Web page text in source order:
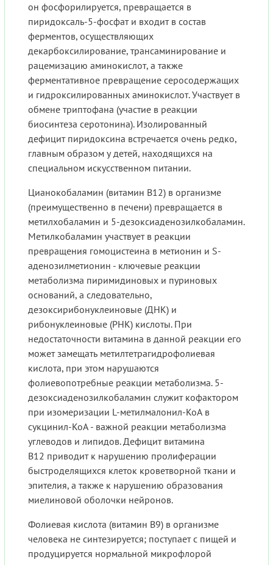
он фосфорилируется, превращается в
пиридоксаль-5-фосфат и входит в состав
ферментов, осуществляющих
декарбоксилирование, трансаминирование и
рацемизацию аминокислот, а также
ферментативное превращение серосодержащих
и гидроксилированных аминокислот. Участвует в
обмене триптофана (участие в реакции
биосинтеза серотонина). Изолированный
дефицит пиридоксина встречается очень редко,
главным образом у детей, находящихся на
специальном искусственном питании.
Цианокобаламин (витамин В12) в организме
(преимущественно в печени) превращается в
метилхобаламин и 5-дезоксиаденозилкобаламин.
Метилкобаламин участвует в реакции
превращения гомоцистеина в метионин и S-
аденозилметионин - ключевые реакции
метаболизма пиримидиновых и пуриновых
оснований, а следовательно,
дезоксирибонуклеиновые (ДНК) и
рибонуклеиновые (РНК) кислоты. При
недостаточности витамина в данной реакции его
может замещать метилтетрагидрофолиевая
кислота, при этом нарушаются
фолиевопотребные реакции метаболизма. 5-
дезоксиаденозилкобаламин служит кофактором
при изомеризации L-метилмалонил-КоА в
сукцинил-КоА - важной реакции метаболизма
углеводов и липидов. Дефицит витамина
В12 приводит к нарушению пролиферации
быстроделящихся клеток кроветворной ткани и
эпителия, а также к нарушению образования
миелиновой оболочки нейронов.
Фолиевая кислота (витамин В9) в организме
человека не синтезируется; поступает с пищей и
продуцируется нормальной микрофлорой